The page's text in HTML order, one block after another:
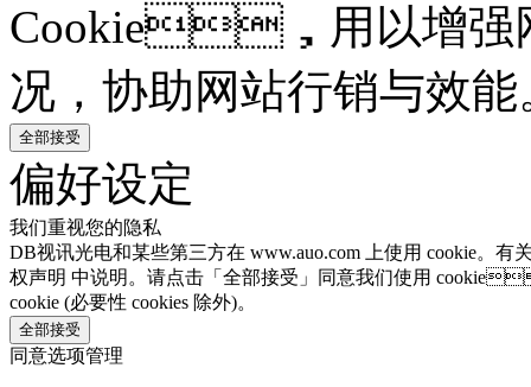
Cookie，用以增强网
况，协助网站行销与效
全部接受
偏好设定
我们重视您的隐私
DB视讯光电和某些第三方在 www.auo.com 上使用 cookie。有关
权声明 中说明。请点击「全部接受」同意我们使用
cookie (必要性 cookies 除外)。
全部接受
同意选项管理